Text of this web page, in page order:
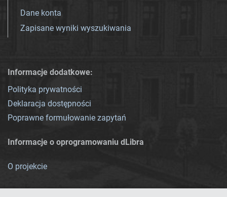
Dane konta
Zapisane wyniki wyszukiwania
Informacje dodatkowe:
Polityka prywatności
Deklaracja dostępności
Poprawne formułowanie zapytań
Informacje o oprogramowaniu dLibra
O projekcie